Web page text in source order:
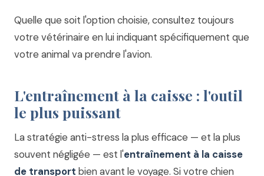
Quelle que soit l'option choisie, consultez toujours
votre vétérinaire en lui indiquant spécifiquement que
votre animal va prendre l'avion.
L'entraînement à la caisse : l'outil
le plus puissant
La stratégie anti-stress la plus efficace — et la plus
souvent négligée — est l'entraînement à la caisse
de transport bien avant le voyage. Si votre chien